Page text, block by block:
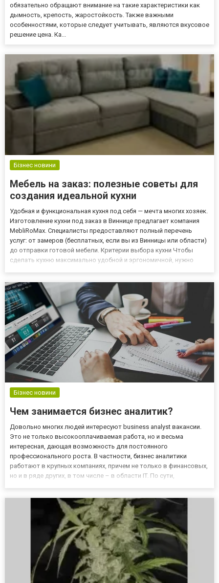
обязательно обращают внимание на такие характеристики как
дымность, крепость, жаростойкость. Также важными
особенностями, которые следует учитывать, являются вкусовое
решение цена. Ка...
Бізнес новини
Мебель на заказ: полезные советы для
создания идеальной кухни
Удобная и функциональная кухня под себя — мечта многих хозяек.
Изготовление кухни под заказ в Виннице предлагает компания
MebliRoMax. Специалисты предоставляют полный перечень
услуг: от замеров (бесплатных, если вы из Винницы или области)
до отправки готовой мебели. Критерии выбора кухни Чтобы
сделать кухню максимально удобной и эргономичной, нужно
Бізнес новини
Чем занимается бизнес аналитик?
Довольно многих людей интересуют business analyst вакансии.
Это не только высокооплачиваемая работа, но и весьма
интересная, дающая возможность для постоянного
профессионального роста. В частности, бизнес аналитики
работают в крупных компаниях, причем не только в финансовых,
но и в ряде других, в том числе – в области IT. По сути,
процессов; Выявл...